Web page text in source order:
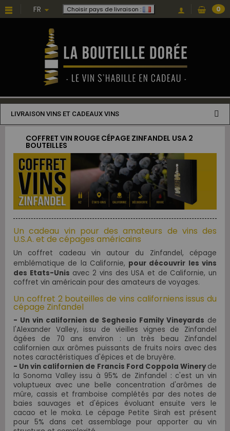
FR Choisir pays de livraison : 0
LIVRAISON VINS ET CADEAUX VINS
COFFRET VIN ROUGE CÉPAGE ZINFANDEL USA 2
BOUTEILLES
Un cadeau vin pour des amateurs de vins des
U.S.A. et de cépages américains
Un coffret cadeau vin autour du Zinfandel, cépage
emblématique de la Californie, pour découvrir les vins
des Etats-Unis avec 2 vins des USA et de Californie, un
coffret vin américain pour des amateurs de voyages.
Un coffret 2 bouteilles de vins californiens issus du
cépage Zinfandel
- Un vin californien de Seghesio Family Vineyards de
l'Alexander Valley, issu de vieilles vignes de Zinfandel
âgées de 70 ans environ : un très beau Zinfandel
californien aux arômes puissants de fruits noirs avec des
notes caractéristiques d'épices et de bruyère.
- Un vin californien de Francis Ford Coppola Winery de
la Sonoma Valley issu à 95% de Zinfandel : c'est un vin
voluptueux avec une belle concentration d'arômes de
mûre, cassis et framboise complétés par des notes de
baies sauvages et d'épices évoluant ensuite vers le
cacao et le moka. Le cépage Petite Sirah est présent
pour 5% dans cet assemblage pour apporter au vin